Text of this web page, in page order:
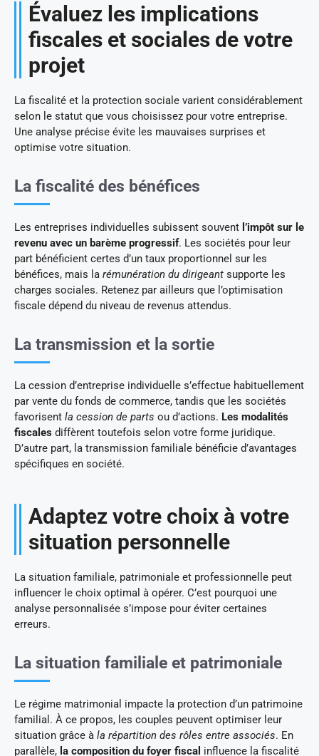
Évaluez les implications
fiscales et sociales de votre
projet
La fiscalité et la protection sociale varient considérablement
selon le statut que vous choisissez pour votre entreprise.
Une analyse précise évite les mauvaises surprises et
optimise votre situation.
La fiscalité des bénéfices
Les entreprises individuelles subissent souvent l’impôt sur le
revenu avec un barème progressif. Les sociétés pour leur
part bénéficient certes d’un taux proportionnel sur les
bénéfices, mais la rémunération du dirigeant supporte les
charges sociales. Retenez par ailleurs que l’optimisation
fiscale dépend du niveau de revenus attendus.
La transmission et la sortie
La cession d’entreprise individuelle s’effectue habituellement
par vente du fonds de commerce, tandis que les sociétés
favorisent la cession de parts ou d’actions. Les modalités
fiscales diffèrent toutefois selon votre forme juridique.
D’autre part, la transmission familiale bénéficie d’avantages
spécifiques en société.
Adaptez votre choix à votre
situation personnelle
La situation familiale, patrimoniale et professionnelle peut
influencer le choix optimal à opérer. C’est pourquoi une
analyse personnalisée s’impose pour éviter certaines
erreurs.
La situation familiale et patrimoniale
Le régime matrimonial impacte la protection d’un patrimoine
familial. À ce propos, les couples peuvent optimiser leur
situation grâce à la répartition des rôles entre associés. En
parallèle, la composition du foyer fiscal influence la fiscalité